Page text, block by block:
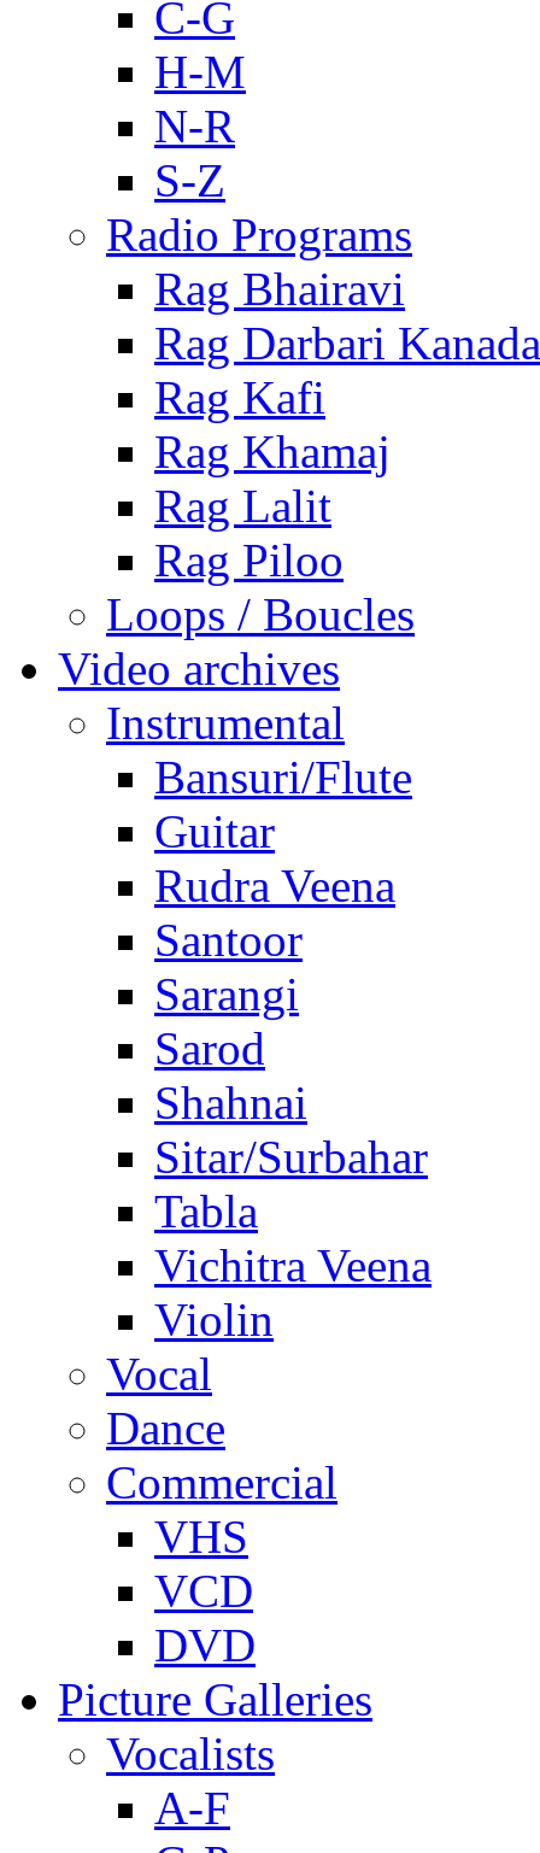
C-G
H-M
N-R
S-Z
Radio Programs
Rag Bhairavi
Rag Darbari Kanada
Rag Kafi
Rag Khamaj
Rag Lalit
Rag Piloo
Loops / Boucles
Video archives
Instrumental
Bansuri/Flute
Guitar
Rudra Veena
Santoor
Sarangi
Sarod
Shahnai
Sitar/Surbahar
Tabla
Vichitra Veena
Violin
Vocal
Dance
Commercial
VHS
VCD
DVD
Picture Galleries
Vocalists
A-F